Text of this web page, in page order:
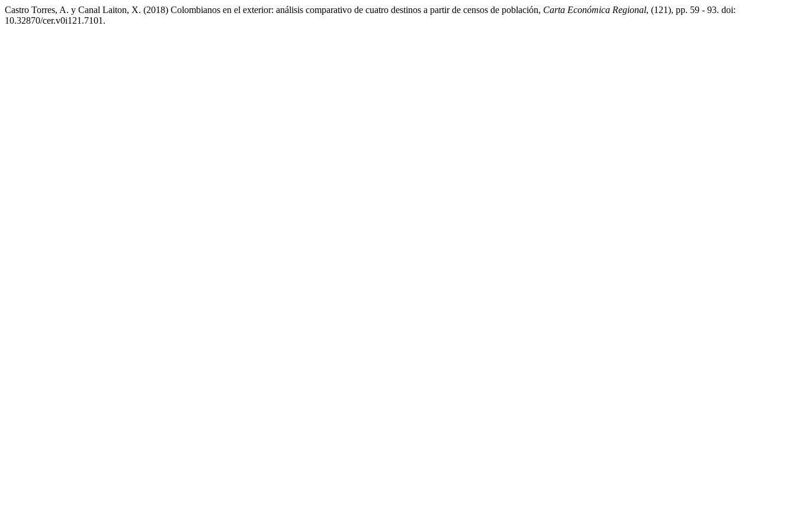
Castro Torres, A. y Canal Laiton, X. (2018) Colombianos en el exterior: análisis comparativo de cuatro destinos a partir de censos de población, Carta Económica Regional, (121), pp. 59 - 93. doi:
10.32870/cer.v0i121.7101.